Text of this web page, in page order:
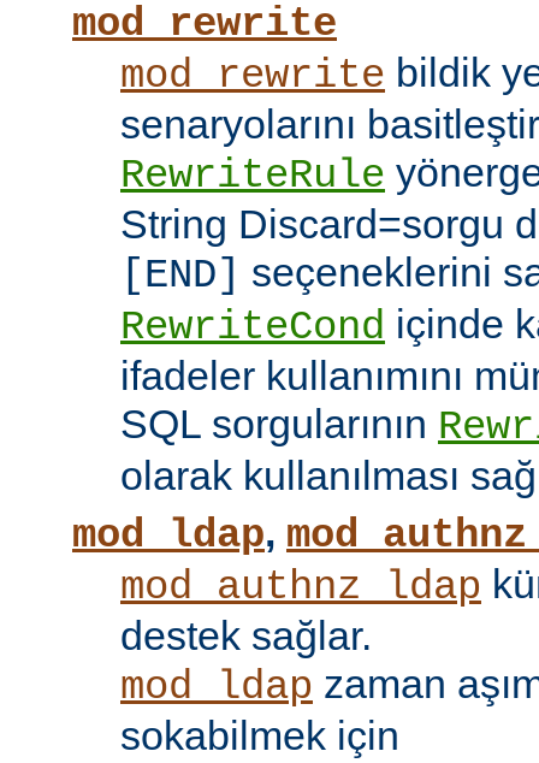
mod_rewrite
mod_rewrite bildik
senaryolarını
RewriteRule
String Discard=sorgu
[END]
seçeneklerini
RewriteCond içinde
ifadeler kullanımını
SQL sorgularının
olarak kullanılması
mod_ldap,
mod_authnz_ldap
destek sağlar.
mod_ldap zaman
sokabilmek için